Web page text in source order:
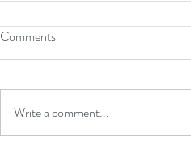
お盆休み
Comments
Write a comment...